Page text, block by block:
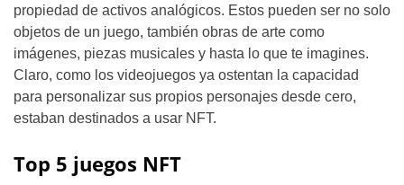
propiedad de activos analógicos. Estos pueden ser no solo
objetos de un juego, también obras de arte como
imágenes, piezas musicales y hasta lo que te imagines.
Claro, como los videojuegos ya ostentan la capacidad
para personalizar sus propios personajes desde cero,
estaban destinados a usar NFT.
Top 5 juegos NFT